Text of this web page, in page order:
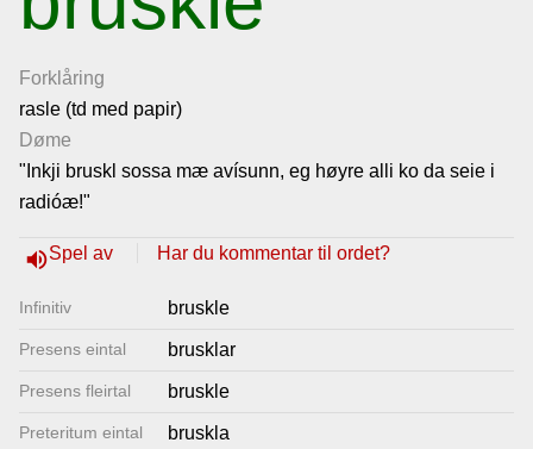
Forklåring
rasle (td med papir)
Døme
"Inkji bruskl sossa mæ avísunn, eg høyre alli ko da seie i
radióæ!"
volume_upSpel av Har du kommentar til ordet?
Infinitiv bruskle
Presens eintal brusklar
Presens fleirtal bruskle
Preteritum eintal bruskla
Om
vallemålet
Gjestebok
Lenkjer
Kontakt
oss